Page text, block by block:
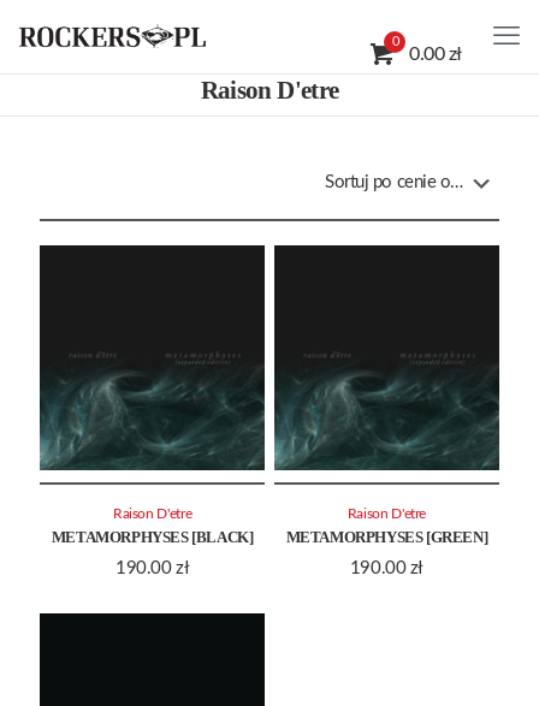
0
0.00 zł
Raison D'etre
METAMORPHYSES [BLACK]
190.00 zł
Raison D'etre
METAMORPHYSES [GREEN]
190.00 zł
Raison D'etre